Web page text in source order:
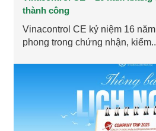
thành công
Vinacontrol CE kỷ niệm 16
phong trong chứng nhận,